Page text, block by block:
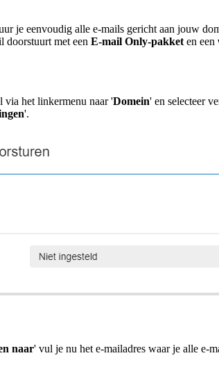
je eenvoudig alle e-mails gericht aan jouw
doorstuurt met een E-mail Only-pakket en een
via het linkermenu naar 'Domein' en selecteer
'.
naar' vul je nu het e-mailadres waar je alle e-